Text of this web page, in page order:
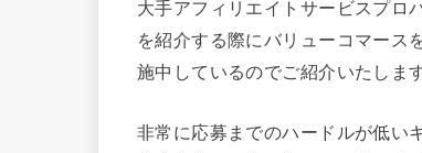
大手アフィリエイトサービスプロ
を紹介する際にバリューコマース
施中しているのでご紹介いたします
非常に応募までのハードルが低い